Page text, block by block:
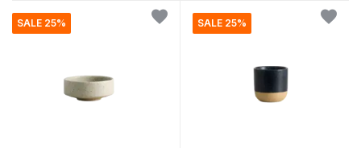
SALE 25% SALE 25%